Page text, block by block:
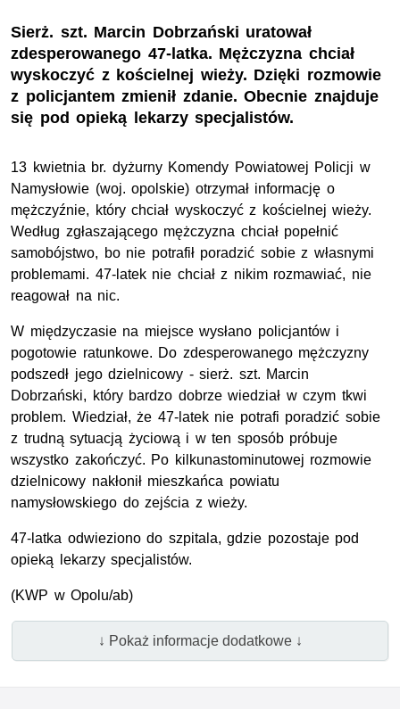
Sierż. szt. Marcin Dobrzański uratował
zdesperowanego 47-latka. Mężczyzna chciał
wyskoczyć z kościelnej wieży. Dzięki rozmowie
z policjantem zmienił zdanie. Obecnie znajduje
się pod opieką lekarzy specjalistów.
13 kwietnia br. dyżurny Komendy Powiatowej Policji w
Namysłowie (woj. opolskie) otrzymał informację o
mężczyźnie, który chciał wyskoczyć z kościelnej wieży.
Według zgłaszającego mężczyzna chciał popełnić
samobójstwo, bo nie potrafił poradzić sobie z własnymi
problemami. 47-latek nie chciał z nikim rozmawiać, nie
reagował na nic.
W międzyczasie na miejsce wysłano policjantów i
pogotowie ratunkowe. Do zdesperowanego mężczyzny
podszedł jego dzielnicowy - sierż. szt. Marcin
Dobrzański, który bardzo dobrze wiedział w czym tkwi
problem. Wiedział, że 47-latek nie potrafi poradzić sobie
z trudną sytuacją życiową i w ten sposób próbuje
wszystko zakończyć. Po kilkunastominutowej rozmowie
dzielnicowy nakłonił mieszkańca powiatu
namysłowskiego do zejścia z wieży.
47-latka odwieziono do szpitala, gdzie pozostaje pod
opieką lekarzy specjalistów.
(KWP w Opolu/ab)
↓ Pokaż informacje dodatkowe ↓